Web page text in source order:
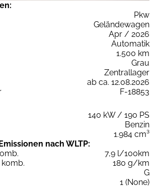
Pkw
Geländewagen
Apr / 2026
Automatik
1.500 km
Grau
Zentrallager
ab ca. 12.08.2026
F-18853
140 kW / 190 PS
Benzin
1.984 cm³
nach WLTP:
7,9 l/100km
180 g/km
G
1 (None)